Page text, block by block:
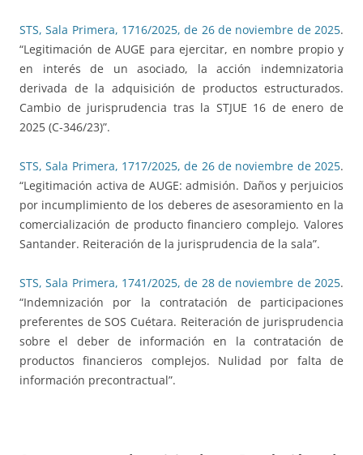
STS, Sala Primera, 1716/2025, de 26 de noviembre de 2025.
“Legitimación de AUGE para ejercitar, en nombre propio y
en interés de un asociado, la acción indemnizatoria
derivada de la adquisición de productos estructurados.
Cambio de jurisprudencia tras la STJUE 16 de enero de
2025 (C-346/23)”.
STS, Sala Primera, 1717/2025, de 26 de noviembre de 2025.
“Legitimación activa de AUGE: admisión. Daños y perjuicios
por incumplimiento de los deberes de asesoramiento en la
comercialización de producto financiero complejo. Valores
Santander. Reiteración de la jurisprudencia de la sala”.
STS, Sala Primera, 1741/2025, de 28 de noviembre de 2025.
“Indemnización por la contratación de participaciones
preferentes de SOS Cuétara. Reiteración de jurisprudencia
sobre el deber de información en la contratación de
productos financieros complejos. Nulidad por falta de
información precontractual”.